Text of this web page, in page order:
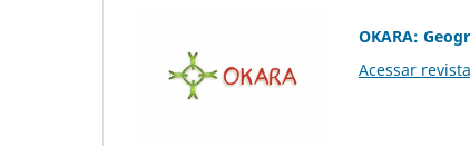
OKARA:
Acessar revista